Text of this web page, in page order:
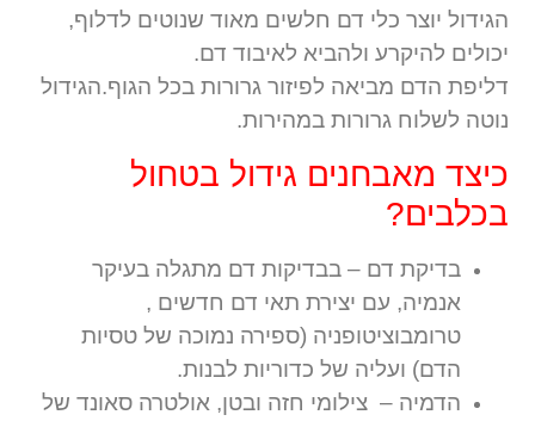
הגידול יוצר כלי דם חלשים מאוד שנוטים לדלוף,
יכולים להיקרע ולהביא לאיבוד דם.
דליפת הדם מביאה לפיזור גרורות בכל הגוף.הגידול
נוטה לשלוח גרורות במהירות.
כיצד מאבחנים גידול בטחול
בכלבים?
בדיקת דם – בבדיקות דם מתגלה בעיקר
אנמיה, עם יצירת תאי דם חדשים ,
טרומבוציטופניה (ספירה נמוכה של טסיות
הדם) ועליה של כדוריות לבנות.
הדמיה – צילומי חזה ובטן, אולטרה סאונד של